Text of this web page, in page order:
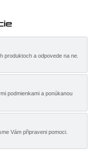
produktoch a odpovede na ne.
podmienkami a ponúkanou
Vám připraveni pomoci.